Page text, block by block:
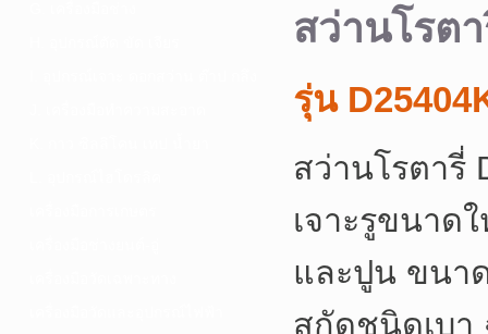
สว่านโรต
รุ่น
สว่านโรตารี่
เจาะรูขนาด
และปูน ขนา
สกัดชนิดเบา